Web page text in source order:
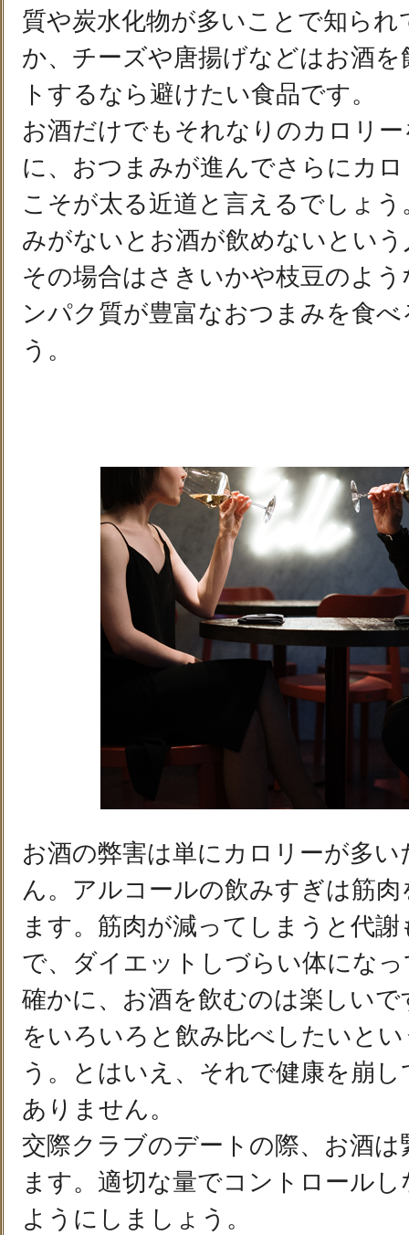
質や炭水化物が多いことで知ら
か、チーズや唐揚げなどはお酒
トするなら避けたい食品です。
お酒だけでもそれなりのカロリ
に、おつまみが進んでさらにカ
こそが太る近道と言えるでしょ
みがないとお酒が飲めないとい
その場合はさきいかや枝豆のよ
ンパク質が豊富なおつまみを食
う。
お酒の弊害は単にカロリーが多
ん。アルコールの飲みすぎは筋
ます。筋肉が減ってしまうと代
で、ダイエットしづらい体にな
確かに、お酒を飲むのは楽しい
をいろいろと飲み比べしたいと
う。とはいえ、それで健康を崩
ありません。
交際クラブのデートの際、お酒
ます。適切な量でコントロール
ようにしましょう。